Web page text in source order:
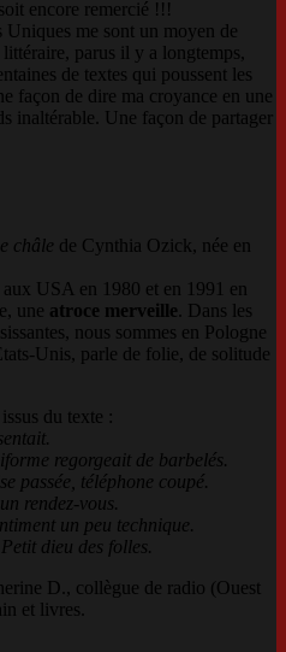
encore remercié !!!
Uniques me sont un moyen de
parus il y a longtemps,
de textes qui poussent les
façon de dire ma croyance en une
inaltérable. Une façon de partager
châle de Cynthia Ozick, née en
USA en 1980 et en 1991 en
une atroce merveille . Dans les
nous sommes en Pologne
Unis, parle de folie, de solitude
du texte :
regorgeait de barbelés.
passée, téléphone coupé.
rendez-vous.
un peu technique.
dieu des folles.
D., collègue de radio (Ouest
et livres.